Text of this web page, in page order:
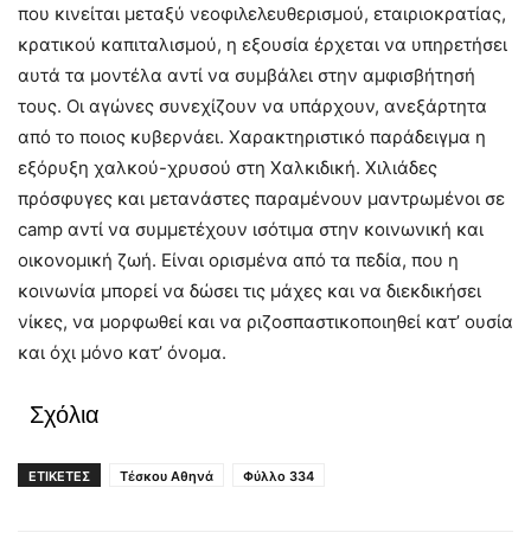
που κινείται μεταξύ νεοφιλελευθερισμού, εταιριοκρατίας,
κρατικού καπιταλισμού, η εξουσία έρχεται να υπηρετήσει
αυτά τα μοντέλα αντί να συμβάλει στην αμφισβήτησή
τους. Οι αγώνες συνεχίζουν να υπάρχουν, ανεξάρτητα
από το ποιος κυβερνάει. Χαρακτηριστικό παράδειγμα η
εξόρυξη χαλκού-χρυσού στη Χαλκιδική. Χιλιάδες
πρόσφυγες και μετανάστες παραμένουν μαντρωμένοι σε
camp αντί να συμμετέχουν ισότιμα στην κοινωνική και
οικονομική ζωή. Είναι ορισμένα από τα πεδία, που η
κοινωνία μπορεί να δώσει τις μάχες και να διεκδικήσει
νίκες, να μορφωθεί και να ριζοσπαστικοποιηθεί κατ’ ουσία
και όχι μόνο κατ’ όνομα.
Σχόλια
ΕΤΙΚΕΤΕΣ Τέσκου Αθηνά Φύλλο 334